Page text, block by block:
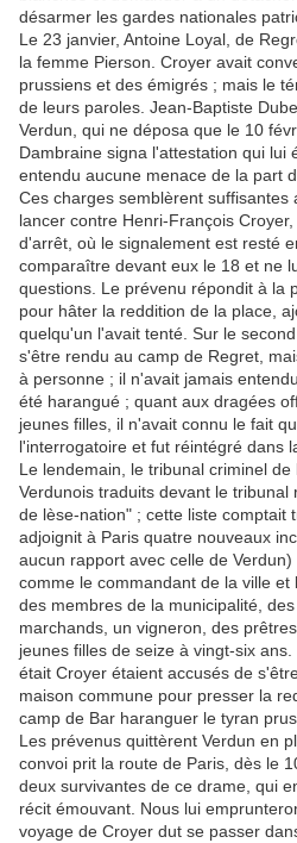
désarmer les gardes nationales
Le 23 janvier, Antoine Loyal, de
la femme Pierson. Croyer avait
prussiens et des émigrés ; mais le
de leurs paroles. Jean-Baptiste
Verdun, qui ne déposa que le 10
Dambraine signa l'attestation qui lui
entendu aucune menace de la part
Ces charges semblèrent suffisantes
lancer contre Henri-François
d'arrêt, où le signalement est resté
comparaître devant eux le 18 et ne
questions. Le prévenu répondit à la
pour hâter la reddition de la place,
quelqu'un l'avait tenté. Sur le
s'être rendu au camp de Regret,
à personne ; il n'avait jamais
été harangué ; quant aux dragées
jeunes filles, il n'avait connu le fait
l'interrogatoire et fut réintégré dans
Le lendemain, le tribunal criminel
Verdunois traduits devant le
de lèse-nation" ; cette liste comptait
adjoignit à Paris quatre nouveaux
aucun rapport avec celle de Verdun)
comme le commandant de la ville et
des membres de la municipalité,
marchands, un vigneron, des
jeunes filles de seize à vingt-six
était Croyer étaient accusés de
maison commune pour presser la
camp de Bar haranguer le tyran
Les prévenus quittèrent Verdun en
convoi prit la route de Paris, dès le
deux survivantes de ce drame, qui
récit émouvant. Nous lui
voyage de Croyer dut se passer